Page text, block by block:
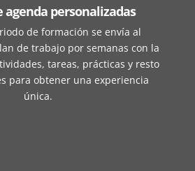
agenda personalizadas
de formación se envía al
de trabajo por semanas con la
tareas, prácticas y resto
para obtener una experiencia
única.